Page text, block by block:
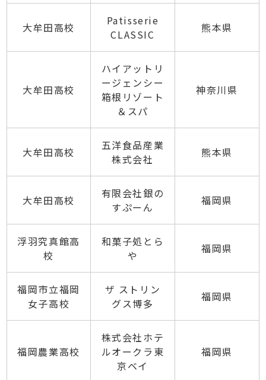
大牟田高校
Patisserie
CLASSIC
熊本県
大牟田高校
ハイアットリ
ージェンシー
箱根リゾート
＆スパ
神奈川県
大牟田高校
五洋食品産業
株式会社
熊本県
大牟田高校
有限会社銀の
すぷーん
福岡県
浮羽究真館高
校
和菓子処とら
や
福岡県
福岡市立福岡
女子高校
ザ ストリン
グス博多
福岡県
福岡農業高校
株式会社ホテ
ルオークラ東
京ベイ
福岡県